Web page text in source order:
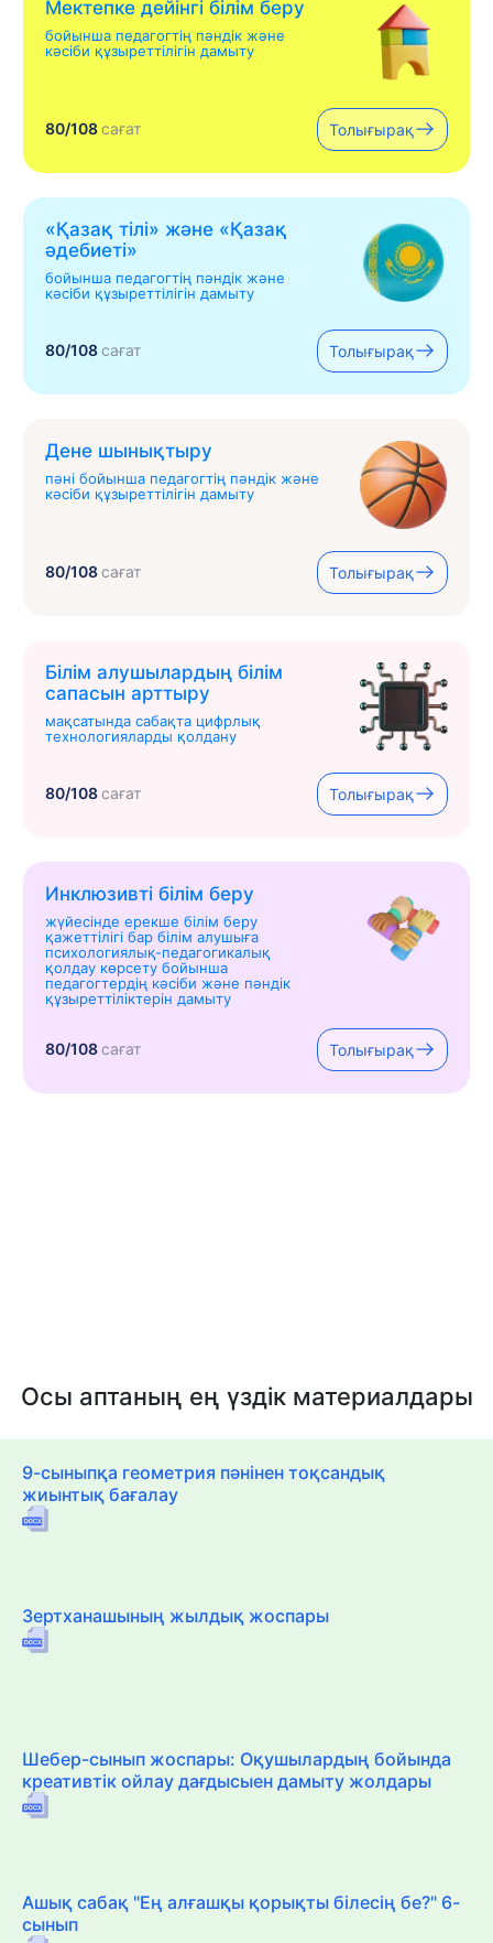
Мектепке дейінгі білім беру
бойынша педагогтің пәндік және
кәсіби құзыреттілігін дамыту
80/108сағат Толығырақ
«Қазақ тілі» жəне «Қазақ
əдебиеті»
бойынша педагогтің пәндік және
кәсіби құзыреттілігін дамыту
80/108сағат Толығырақ
Дене шынықтыру
пәні бойынша педагогтің пәндік және
кәсіби құзыреттілігін дамыту
80/108сағат Толығырақ
Білім алушылардың білім
сапасын арттыру
мақсатында сабақта цифрлық
технологияларды қолдану
80/108сағат Толығырақ
Инклюзивті білім беру
жүйесінде ерекше білім беру
қажеттілігі бар білім алушыға
психологиялық-педагогикалық
қолдау көрсету бойынша
педагогтердің кәсіби және пәндік
құзыреттіліктерін дамыту
80/108сағат Толығырақ
Осы аптаның ең үздік материалдары
9-сыныпқа геометрия пәнінен тоқсандық
жиынтық бағалау
Зертханашының жылдық жоспары
Шебер-сынып жоспары: Оқушылардың бойында
креативтік ойлау дағдысыен дамыту жолдары
Ашық сабақ "Ең алғашқы қорықты білесің бе?" 6-
сынып